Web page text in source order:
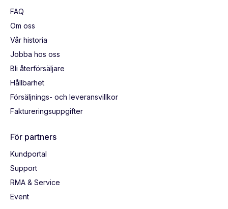
FAQ
Om oss
Vår historia
Jobba hos oss
Bli återförsäljare
Hållbarhet
Försäljnings- och leveransvillkor
Faktureringsuppgifter
För partners
Kundportal
Support
RMA & Service
Event